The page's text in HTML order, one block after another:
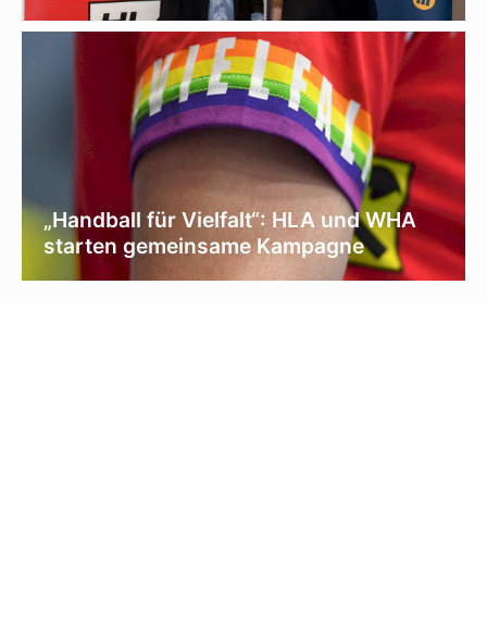
„Handball für Vielfalt“: HLA und WHA
starten gemeinsame Kampagne